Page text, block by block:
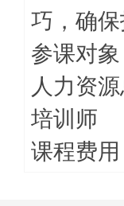
巧，确
参课对象
人力资
培训师
课程费